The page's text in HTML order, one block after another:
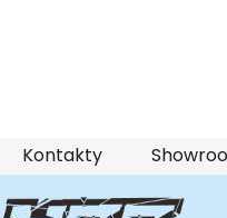
Přejít
na
obsah
Kontakty